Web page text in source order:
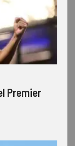
Premier